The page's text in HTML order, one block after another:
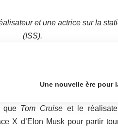
et une actrice sur la
(ISS).
Une nouvelle ère pour
que Tom Cruiseet le
X d’Elon Musk pour partir